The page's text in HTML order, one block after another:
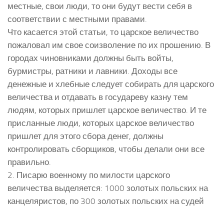
местные, свои люди, то они будут вести себя в
соответствии с местными правами.
Что касается этой статьи, то царское величество
пожаловал им свое соизволение по их прошению. В
городах чиновниками должны быть войты,
бурмистры, ратники и лавники. Доходы все
денежные и хлебные следует собирать для царского
величества и отдавать в государеву казну тем
людям, которых пришлет царское величество. И те
присланные люди, которых царское величество
пришлет для этого сбора денег, должны
контролировать сборщиков, чтобы делали они все
правильно.
2. Писарю военному по милости царского
величества выделяется: 1000 золотых польских на
канцеляристов, по 300 золотых польских на судей